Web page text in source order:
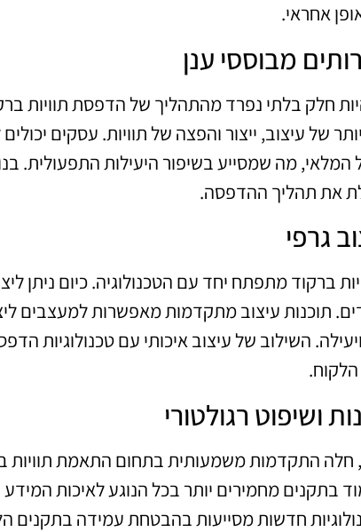
אחראי.
מבוססי ענן
חלק בלתי נפרד מהתהליך של הדפסת תוויות
של עיצוב, ייצור והפצה של תוויות. עסקים
המלאי, מה שמסייע בשיפור היעילות התפעולית.
את תהליך ההדפסה.
גרפי
ברקוד מתפתח יחד עם הטכנולוגיה. כיום ניתן
תוכנות עיצוב מתקדמות מאפשרות למעצבים
השילוב של עיצוב איכותי עם טכנולוגיות
ושיפוט רגולטורי
חלה התקדמות משמעותית בתחום התאמת תוויות
בתקנים מחמירים יותר בכל הנוגע לאיכות
חדשות מסייעות בהבטחת עמידה בתקנים